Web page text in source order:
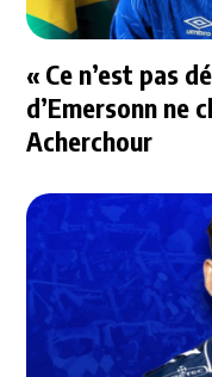
« Ce n’est pas
d’Emersonn ne
Acherchour